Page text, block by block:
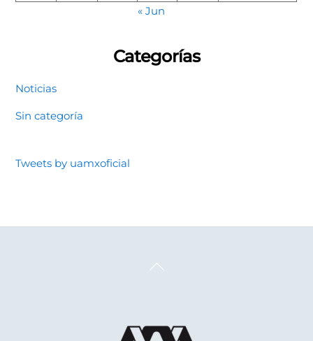
« Jun
Categorías
Noticias
Sin categoría
Tweets by uamxoficial
Back